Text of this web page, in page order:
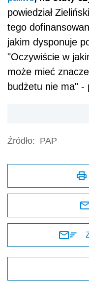
powiedział
tego
jakim dysponuje
"Oczywiście w
może mieć
budżetu nie ma" -
Źródło: PAP